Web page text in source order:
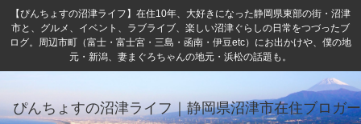
【ぴんちょすの沼津ライフ】在住10年、大好きになった静岡県東部の街・沼津
市と、グルメ、イベント、ラブライブ、楽しい沼津ぐらしの日常をつづったブ
ログ。周辺市町（富士・富士宮・三島・函南・伊豆etc）にお出かけや、僕の地
元・新潟、妻まぐろちゃんの地元・浜松の話題も。
ぴんちょすの沼津ライフ｜静岡県沼津市在住ブロガー